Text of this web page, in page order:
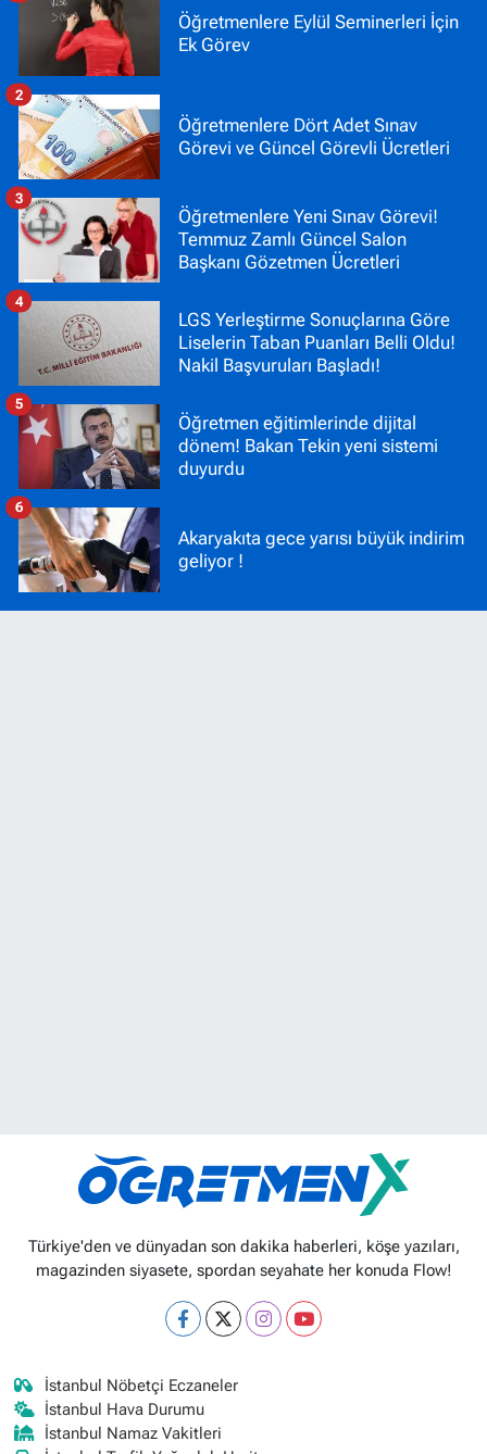
Öğretmenlere Eylül Seminerleri İçin
Ek Görev
Öğretmenlere Dört Adet Sınav
Görevi ve Güncel Görevli Ücretleri
2
Öğretmenlere Yeni Sınav Görevi!
Temmuz Zamlı Güncel Salon
Başkanı Gözetmen Ücretleri
3
LGS Yerleştirme Sonuçlarına Göre
Liselerin Taban Puanları Belli Oldu!
Nakil Başvuruları Başladı!
4
Öğretmen eğitimlerinde dijital
dönem! Bakan Tekin yeni sistemi
duyurdu
5
Akaryakıta gece yarısı büyük indirim
geliyor !
6
Türkiye'den ve dünyadan son dakika haberleri, köşe yazıları,
magazinden siyasete, spordan seyahate her konuda Flow!
İstanbul Nöbetçi Eczaneler
İstanbul Hava Durumu
İstanbul Namaz Vakitleri